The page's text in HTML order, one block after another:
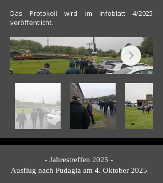
Das Protokoll wird im Infoblatt 4/2025
veröffentlicht.
- Jahrestreffen 2025 -
Ausflug nach Pudagla am 4. Oktober 2025